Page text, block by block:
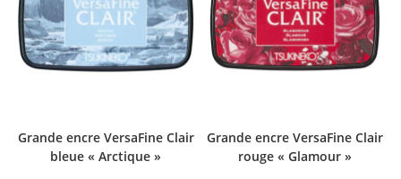
Grande encre VersaFine Clair
bleue « Arctique »
Grande encre VersaFine Clair
rouge « Glamour »